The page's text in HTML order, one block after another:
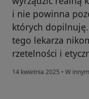
i nie powinna
których
tego lekarza
rzetelności i
14 kwietnia 2025 • W